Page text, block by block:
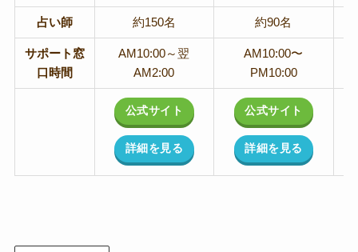
占い師 約150名 約90名
サポート窓
口時間
AM10:00～翌
AM2:00
AM10:00〜
PM10:00
公式サイト
詳細を見る
公式サイト
詳細を見る